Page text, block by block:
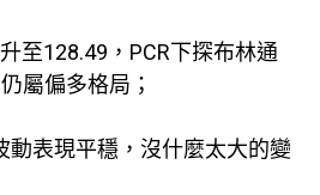
至128.49，PCR下探布林通
屬偏多格局；
動表現平穩，沒什麼太大的變